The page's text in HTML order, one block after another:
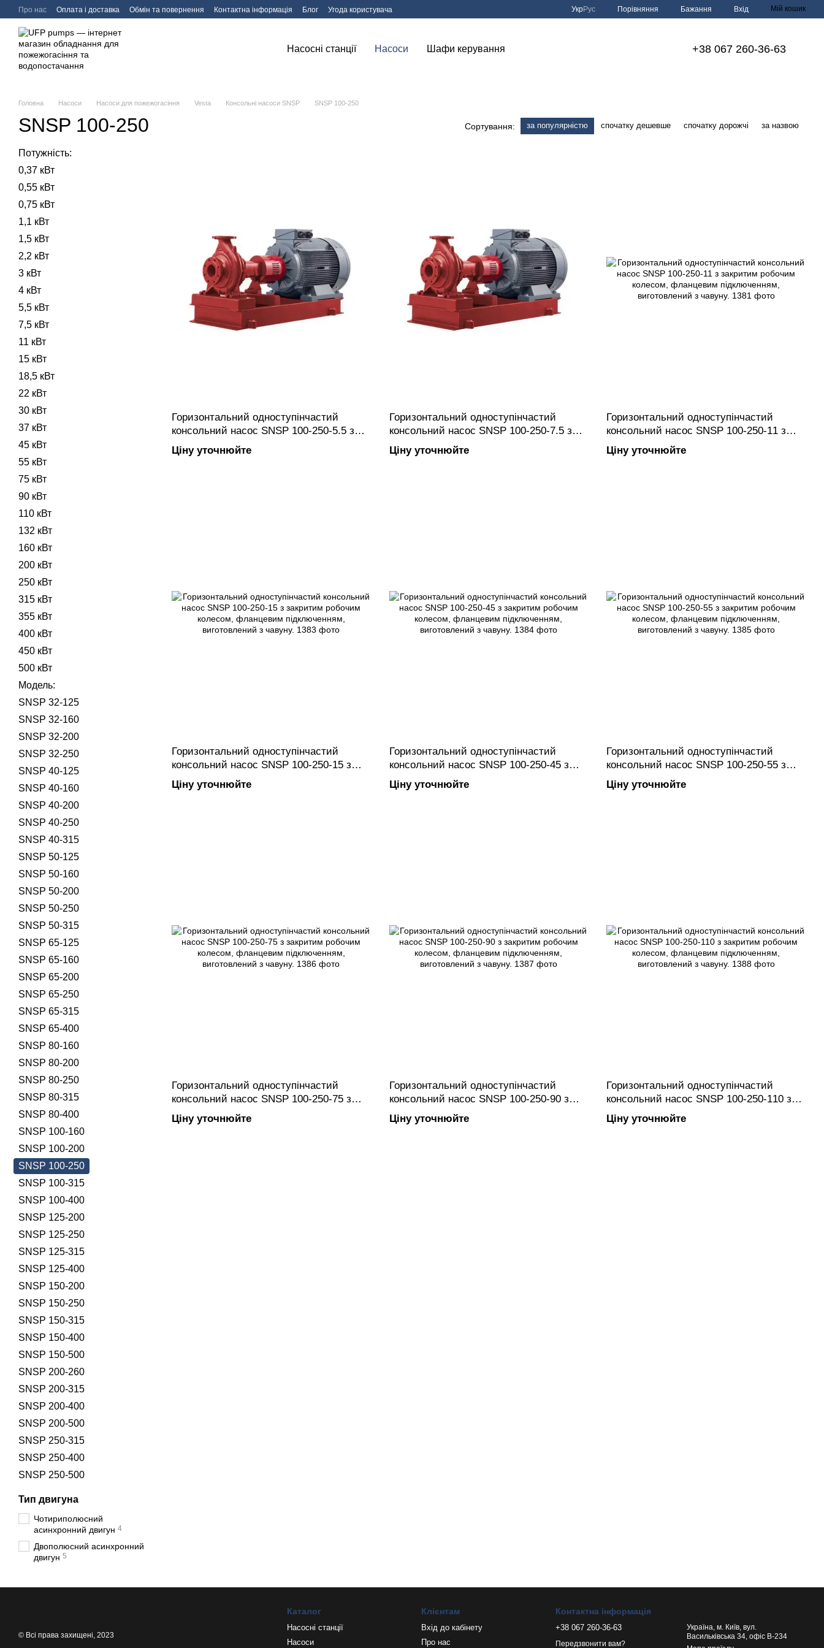
Перейти до основного контенту
Про нас Оплата і доставка Обмін та повернення Контактна інформація Блог Угода користувача УкрРус Порівняння Бажання Вхід Мій кошик
Насосні станції Насоси Шафи керування +38 067 260-36-63
Головна Насоси Насоси для пожежогасіння Vesta Консольні насоси SNSP SNSP 100-250
SNSP 100-250 Сортування: за популярністю спочатку дешевше спочатку дорожчі за назвою
Горизонтальний одноступінчастий
консольний насос SNSP 100-250-5.5 з
закритим робочим колесом, фланцевим
підключенням, виготовлений з чавуну.
Ціну уточнюйте
Горизонтальний одноступінчастий
консольний насос SNSP 100-250-7.5 з
закритим робочим колесом, фланцевим
підключенням, виготовлений з чавуну.
Ціну уточнюйте
Горизонтальний одноступінчастий
консольний насос SNSP 100-250-11 з
закритим робочим колесом, фланцевим
підключенням, виготовлений з чавуну.
Ціну уточнюйте
Горизонтальний одноступінчастий
консольний насос SNSP 100-250-15 з
закритим робочим колесом, фланцевим
підключенням, виготовлений з чавуну.
Ціну уточнюйте
Горизонтальний одноступінчастий
консольний насос SNSP 100-250-45 з
закритим робочим колесом, фланцевим
підключенням, виготовлений з чавуну.
Ціну уточнюйте
Горизонтальний одноступінчастий
консольний насос SNSP 100-250-55 з
закритим робочим колесом, фланцевим
підключенням, виготовлений з чавуну.
Ціну уточнюйте
Горизонтальний одноступінчастий
консольний насос SNSP 100-250-75 з
закритим робочим колесом, фланцевим
підключенням, виготовлений з чавуну.
Ціну уточнюйте
Горизонтальний одноступінчастий
консольний насос SNSP 100-250-90 з
закритим робочим колесом, фланцевим
підключенням, виготовлений з чавуну.
Ціну уточнюйте
Горизонтальний одноступінчастий
консольний насос SNSP 100-250-110 з
закритим робочим колесом, фланцевим
підключенням, виготовлений з чавуну.
Ціну уточнюйте
Потужність:
0,37 кВт
0,55 кВт
0,75 кВт
1,1 кВт
1,5 кВт
2,2 кВт
3 кВт
4 кВт
5,5 кВт
7,5 кВт
11 кВт
15 кВт
18,5 кВт
22 кВт
30 кВт
37 кВт
45 кВт
55 кВт
75 кВт
90 кВт
110 кВт
132 кВт
160 кВт
200 кВт
250 кВт
315 кВт
355 кВт
400 кВт
450 кВт
500 кВт
Модель:
SNSP 32-125
SNSP 32-160
SNSP 32-200
SNSP 32-250
SNSP 40-125
SNSP 40-160
SNSP 40-200
SNSP 40-250
SNSP 40-315
SNSP 50-125
SNSP 50-160
SNSP 50-200
SNSP 50-250
SNSP 50-315
SNSP 65-125
SNSP 65-160
SNSP 65-200
SNSP 65-250
SNSP 65-315
SNSP 65-400
SNSP 80-160
SNSP 80-200
SNSP 80-250
SNSP 80-315
SNSP 80-400
SNSP 100-160
SNSP 100-200
SNSP 100-250
SNSP 100-315
SNSP 100-400
SNSP 125-200
SNSP 125-250
SNSP 125-315
SNSP 125-400
SNSP 150-200
SNSP 150-250
SNSP 150-315
SNSP 150-400
SNSP 150-500
SNSP 200-260
SNSP 200-315
SNSP 200-400
SNSP 200-500
SNSP 250-315
SNSP 250-400
SNSP 250-500
Тип двигуна
Чотириполюсний
асинхронний двигун 4
Двополюсний асинхронний
двигун 5
© Всі права захищені, 2023
Каталог
Насосні станції
Насоси
Клієнтам
Вхід до кабінету
Про нас
Контактна інформація
+38 067 260-36-63
Передзвонити вам?
Україна, м. Київ, вул.
Васильківська 34, офіс В-234